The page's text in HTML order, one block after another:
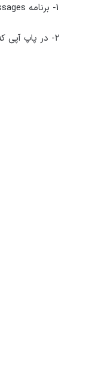
۱- برنامه Messages را باز کنید و روی آیکون پروفایل در بالا سمت راست ضربه بزنید.
۲- در پاپ آپی که ظاهر می‌شود، روی Archived ضربه بزنید.